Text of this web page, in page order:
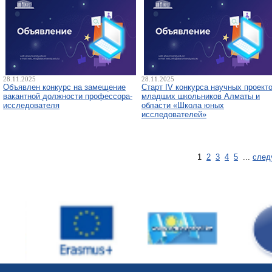
28.11.2025
Объявлен конкурс на замещение
вакантной должности профессора-
исследователя
28.11.2025
Старт IV конкурса научных
младших школьников Алматы и
области «Школа юных
исследователей»
1 2 3 4 5 ...